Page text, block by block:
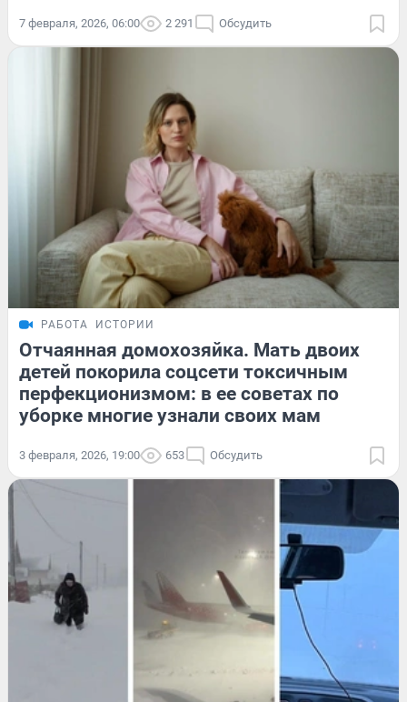
7 февраля, 2026, 06:00 2 291 Обсудить
РАБОТА ИСТОРИИ
Отчаянная домохозяйка. Мать двоих
детей покорила соцсети токсичным
перфекционизмом: в ее советах по
уборке многие узнали своих мам
3 февраля, 2026, 19:00 653 Обсудить